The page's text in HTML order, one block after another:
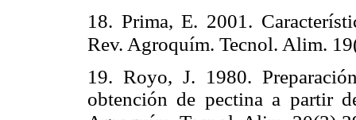
18. Prima, E. 2001.
Rev. Agroquím. Tecnol. Alim.
19. Royo, J. 1980.
obtención de pectina a partir